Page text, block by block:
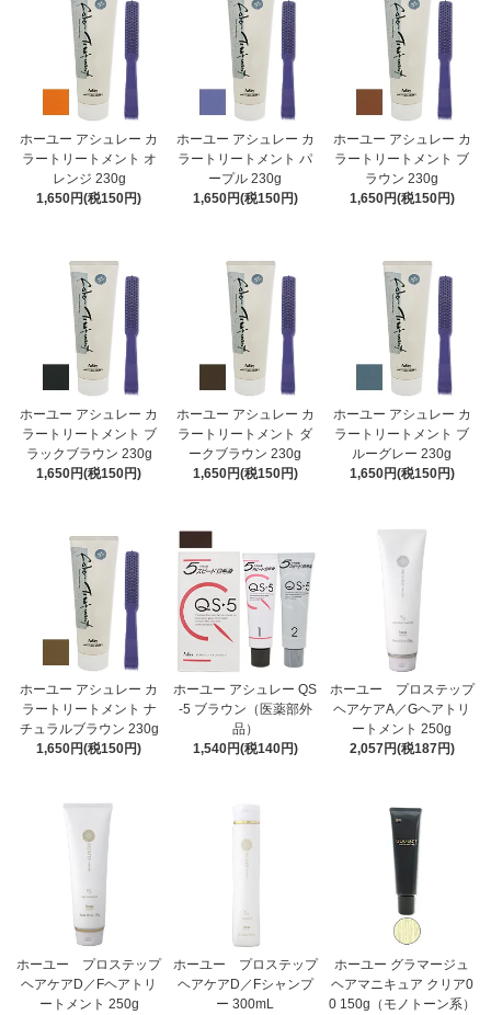
ホーユー アシュレー カ
ラートリートメント オ
レンジ 230g
1,650円(税150円)
ホーユー アシュレー カ
ラートリートメント パ
ープル 230g
1,650円(税150円)
ホーユー アシュレー カ
ラートリートメント ブ
ラウン 230g
1,650円(税150円)
ホーユー アシュレー カ
ラートリートメント ブ
ラックブラウン 230g
1,650円(税150円)
ホーユー アシュレー カ
ラートリートメント ダ
ークブラウン 230g
1,650円(税150円)
ホーユー アシュレー カ
ラートリートメント ブ
ルーグレー 230g
1,650円(税150円)
ホーユー アシュレー カ
ラートリートメント ナ
チュラルブラウン 230g
1,650円(税150円)
ホーユー アシュレー QS
-5 ブラウン（医薬部外
品）
1,540円(税140円)
ホーユー プロステップ
ヘアケアA／Gヘアトリ
ートメント 250g
2,057円(税187円)
ホーユー プロステップ
ヘアケアD／Fヘアトリ
ートメント 250g
ホーユー プロステップ
ヘアケアD／Fシャンプ
ー 300mL
ホーユー グラマージュ
ヘアマニキュア クリア0
0 150g（モノトーン系）